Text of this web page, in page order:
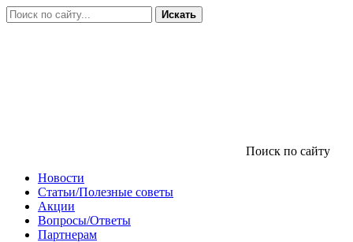
Искать
Поиск по сайту
Новости
Статьи/Полезные советы
Акции
Вопросы/Ответы
Партнерам